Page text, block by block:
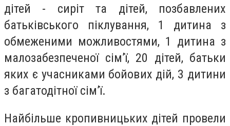
дітей - сиріт та дітей, позбавлених
батьківського піклування, 1 дитина з
обмеженими можливостями, 1 дитина з
малозабезпеченої сім’ї, 20 дітей, батьки
яких є учасниками бойових дій, 3 дитини
з багатодітної сім’ї.
Найбільше кропивницьких дітей провели